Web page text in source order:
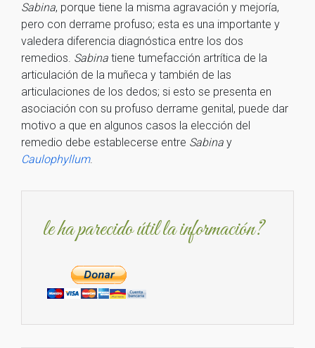
Sabina, porque tiene la misma agravación y mejoría,
pero con derrame profuso; esta es una importante y
valedera diferencia diagnóstica entre los dos
remedios. Sabina tiene tumefacción artrítica de la
articulación de la muñeca y también de las
articulaciones de los dedos; si esto se presenta en
asociación con su profuso derrame genital, puede dar
motivo a que en algunos casos la elección del
remedio debe establecerse entre Sabina y
Caulophyllum.
le ha parecido útil la información?